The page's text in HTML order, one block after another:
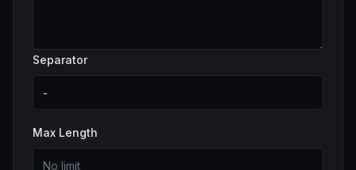
Separator
Max Length